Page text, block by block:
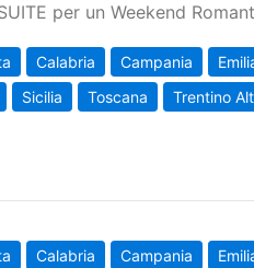
per un Weekend
Calabria Campania
Sicilia Toscana Trentino
Calabria Campania